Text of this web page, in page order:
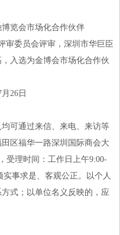
览会市场化合作伙伴
审委员会评审，深圳市华巨臣
入选为金博会市场化合作伙
26日
可通过来信、来电、来访等
区福华一路深圳国际商会大
受理时间：工作日上午9:00-
实事求是、客观公正。以个人
式；以单位名义反映的，应